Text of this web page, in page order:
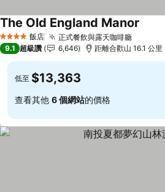
4 星級 飯店 正式餐飲與露天咖啡廳查看價格
The Old England Manor
9.1 超級讚 6,646 距離合歡山 16.1 公里
低至 $13,363
查看其他 6 個網站的價格